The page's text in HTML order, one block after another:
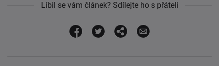
Líbil se vám článek? Sdílejte ho s přáteli